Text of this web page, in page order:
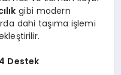
gibi modern
dahi taşıma işlemi
Destek